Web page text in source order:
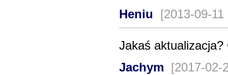
Heniu [2013-09-
Jakaś
Jachym [2017-